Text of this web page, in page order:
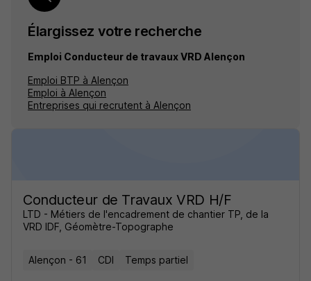
Élargissez votre recherche
Emploi Conducteur de travaux VRD Alençon
Emploi BTP à Alençon
Emploi à Alençon
Entreprises qui recrutent à Alençon
Conducteur de Travaux VRD H/F
LTD - Métiers de l'encadrement de chantier TP, de la
VRD IDF, Géomètre-Topographe
Alençon - 61 CDI Temps partiel